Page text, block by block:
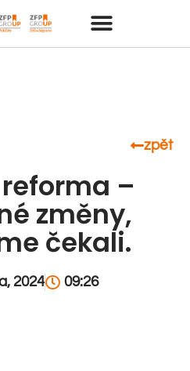
zpět
–
změny,
čekali.
2024 09:26